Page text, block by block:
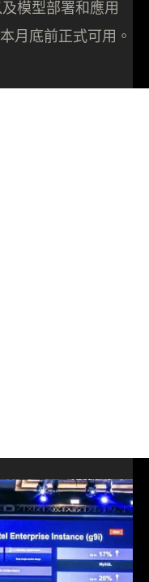
模型部署和應用
月底前正式可用。